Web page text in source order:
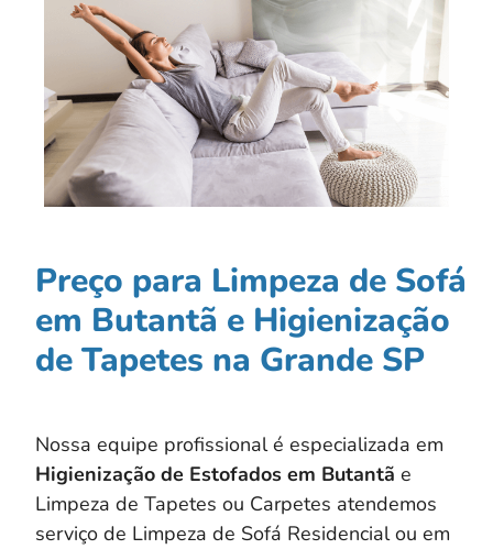
Preço para Limpeza de Sofá
em Butantã e Higienização
de Tapetes na Grande SP
Nossa equipe profissional é especializada em
Higienização de Estofados em Butantã e
Limpeza de Tapetes ou Carpetes atendemos
serviço de Limpeza de Sofá Residencial ou em